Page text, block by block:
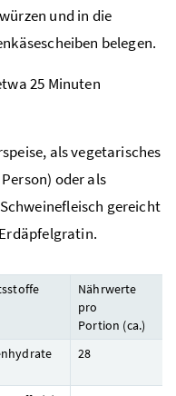
und in die
belegen.
25 Minuten
als vegetarisches
oder als
gereicht
Nährwerte
pro
Portion (ca.)
28